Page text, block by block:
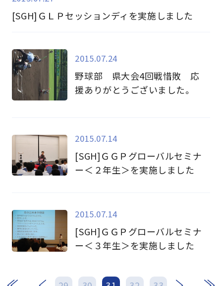
[SGH]ＧＬＰセッションディを実施しました
2015.07.24
野球部 県大会4回戦惜敗 応
援ありがとうございました。
2015.07.14
[SGH]ＧＧＰグローバルセミナ
ー＜２年生＞を実施しました
2015.07.14
[SGH]ＧＧＰグローバルセミナ
ー＜３年生＞を実施しました